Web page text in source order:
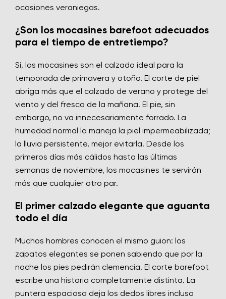
ocasiones veraniegas.
¿Son los mocasines barefoot adecuados
para el tiempo de entretiempo?
Sí, los mocasines son el calzado ideal para la
temporada de primavera y otoño. El corte de piel
abriga más que el calzado de verano y protege del
viento y del fresco de la mañana. El pie, sin
embargo, no va innecesariamente forrado. La
humedad normal la maneja la piel impermeabilizada;
la lluvia persistente, mejor evitarla. Desde los
primeros días más cálidos hasta las últimas
semanas de noviembre, los mocasines te servirán
más que cualquier otro par.
El primer calzado elegante que aguanta
todo el día
Muchos hombres conocen el mismo guion: los
zapatos elegantes se ponen sabiendo que por la
noche los pies pedirán clemencia. El corte barefoot
escribe una historia completamente distinta. La
puntera espaciosa deja los dedos libres incluso